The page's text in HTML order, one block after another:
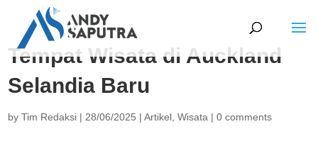
Tempat Wisata di Auckland
Selandia Baru
byTim Redaksi | 28/06/2025 |Artikel ,Wisata |0 comments